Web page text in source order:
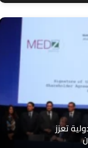
دولية تعزز